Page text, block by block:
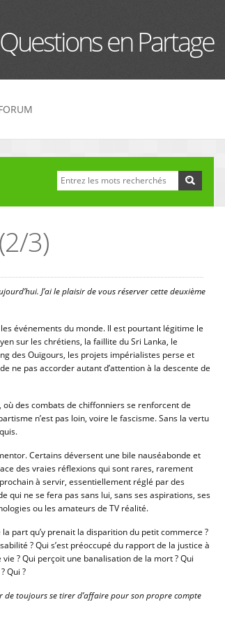
Questions en Partage
Formulaire de
recherche
Recherche
3)
J’ai le plaisir de vous réserver cette deuxième
événements du monde. Il est pourtant légitime le
sur les chrétiens, la faillite du Sri Lanka, le
des Ouïgours, les projets impérialistes perse et
ne pas accorder autant d’attention à la descente de
des combats de chiffonniers se renforcent de
n’est pas loin, voire le fascisme. Sans la vertu
Certains déversent une bile nauséabonde et
des vraies réflexions qui sont rares, rarement
à servir, essentiellement réglé par des
qui ne se fera pas sans lui, sans ses aspirations, ses
ou les amateurs de TV réalité.
part qu’y prenait la disparition du petit commerce ?
? Qui s’est préoccupé du rapport de la justice à
? Qui perçoit une banalisation de la mort ? Qui
Qui ?
de toujours se tirer d’affaire pour son propre compte